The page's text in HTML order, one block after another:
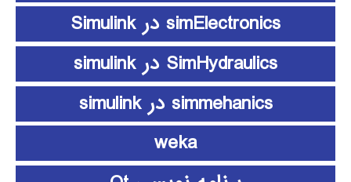
simElectronics در Simulink
SimHydraulics در simulink
simmehanics در simulink
weka